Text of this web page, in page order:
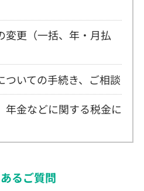
ついての手続き、ご相談
金などに関する税金に
るご質問